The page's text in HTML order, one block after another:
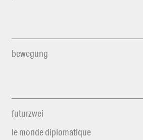
bewegung
futurzwei
le monde diplomatique